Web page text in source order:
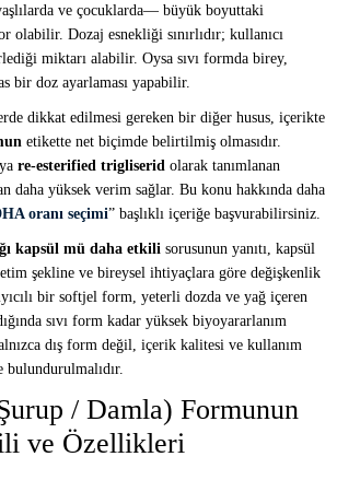
ve çocuklarda— büyük boyuttaki
olabilir. Dozaj esnekliği sınırlıdır; kullanıcı
miktarı alabilir. Oysa sıvı formda birey,
bir doz ayarlaması yapabilir.
dikkat edilmesi gereken bir diğer husus, içerikte
etikette net biçimde belirtilmiş olmasıdır.
re-esterified trigliserid olarak tanımlanan
daha yüksek verim sağlar. Bu konu hakkında daha
oranı seçimi” başlıklı içeriğe başvurabilirsiniz.
kapsül mü daha etkili sorusunun yanıtı, kapsül
şekline ve bireysel ihtiyaçlara göre değişkenlik
bir softjel form, yeterli dozda ve yağ içeren
sıvı form kadar yüksek biyoyararlanım
dış form değil, içerik kalitesi ve kullanım
bulundurulmalıdır.
/ Damla) Formunun
ve Özellikleri